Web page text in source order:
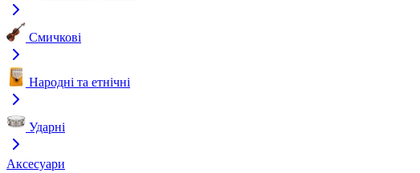
Смичкові
Народні та етнічні
Ударні
Аксесуари